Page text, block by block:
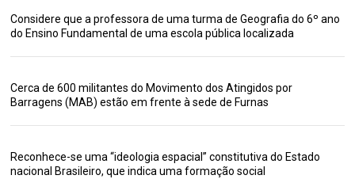
Considere que a professora de uma turma de Geografia do 6º ano
do Ensino Fundamental de uma escola pública localizada
Cerca de 600 militantes do Movimento dos Atingidos por
Barragens (MAB) estão em frente à sede de Furnas
Reconhece-se uma “ideologia espacial” constitutiva do Estado
nacional Brasileiro, que indica uma formação social